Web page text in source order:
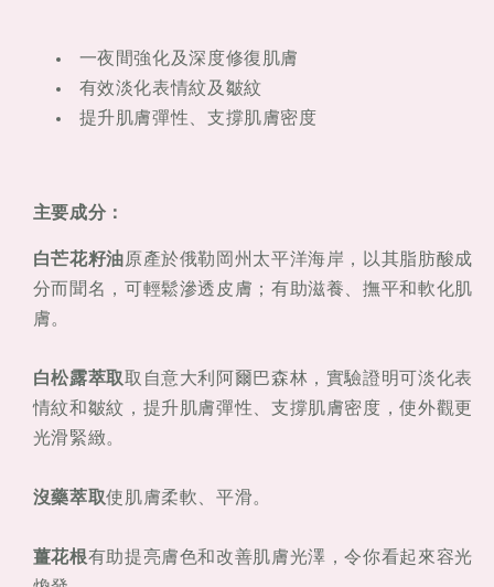
一夜間強化及深度修復肌膚
有效淡化表情紋及皺紋
提升肌膚彈性、支撐肌膚密度
主要成分：
白芒花籽油原產於俄勒岡州太平洋海岸，以其脂肪酸成
分而聞名，可輕鬆滲透皮膚；有助滋養、撫平和軟化肌
膚。
白松露萃取取自意大利阿爾巴森林，實驗證明可淡化表
情紋和皺紋，提升肌膚彈性、支撐肌膚密度，使外觀更
光滑緊緻。
沒藥萃取使肌膚柔軟、平滑。
薑花根有助提亮膚色和改善肌膚光澤，令你看起來容光